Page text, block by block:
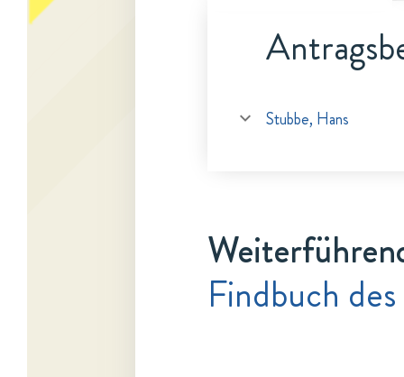
Stubbe, Hans
Findbuch